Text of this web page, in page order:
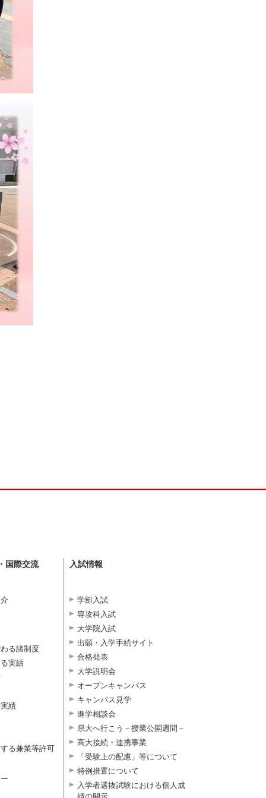
国際交流
る諸制度
実績
績
る兼業等許可
入試情報
学部入試
専攻科入試
大学院入試
出願・入学手続サイト
合格発表
大学説明会
オープンキャンパス
キャンパス見学
進学相談会
県大へ行こう－授業公開週間－
高大接続・連携事業
「受験上の配慮」等について
特例措置について
入学者選抜試験における個人成